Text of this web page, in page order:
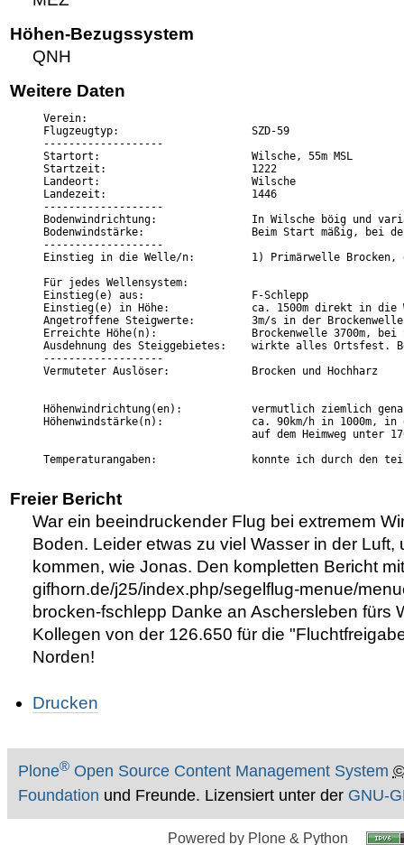
Höhen-Bezugssystem
QNH
Weitere Daten
Verein:
Flugzeugtyp:                     SZD-59
-------------------
Startort:                        Wilsche, 55m MSL
Startzeit:                       1222
Landeort:                        Wilsche
Landezeit:                       1446
-------------------
Bodenwindrichtung:               In Wilsche böig und
Bodenwindstärke:                 Beim Start mäßig, bei der
-------------------
Einstieg in die Welle/n:         1) Primärwelle Brocken,
Für jedes Wellensystem:
Einstieg(e) aus:                 F-Schlepp
Einstieg(e) in Höhe:             ca. 1500m direkt in die
Angetroffene Steigwerte:         3m/s in der Brockenwelle,
Erreichte Höhe(n):               Brockenwelle 3700m, bei
Ausdehnung des Steiggebietes:    wirkte alles Ortsfest.
-------------------
Vermuteter Auslöser:             Brocken und Hochharz
Höhenwindrichtung(en):           vermutlich ziemlich
Höhenwindstärke(n):              ca. 90km/h in 1000m, in
auf dem Heimweg unter
Temperaturangaben:               konnte ich durch den
Freier Bericht
War ein beeindruckender Flug bei extremem
Boden. Leider etwas zu viel Wasser in der Luft,
kommen, wie Jonas. Den kompletten Bericht
gifhorn.de/j25/index.php/segelflug-menue/
brocken-fschlepp Danke an Aschersleben fürs
Kollegen von der 126.650 für die
Norden!
Drucken
Plone®Open Source Content Management System ©
Foundation und Freunde. Lizensiert unter der GNU-
Powered by Plone & Python